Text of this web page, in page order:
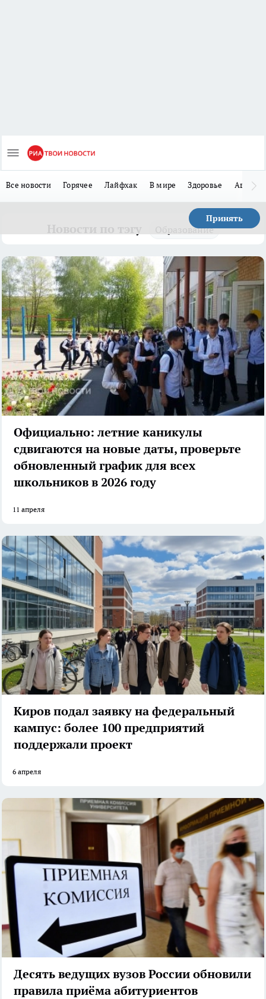
Все новости Горячее Лайфхак В мире Здоровье Авто
Принять
Образование
Официально: летние каникулы
сдвигаются на новые даты, проверьте
обновленный график для всех
школьников в 2026 году
11 апреля
Киров подал заявку на федеральный
кампус: более 100 предприятий
поддержали проект
6 апреля
Десять ведущих вузов России обновили
правила приёма абитуриентов